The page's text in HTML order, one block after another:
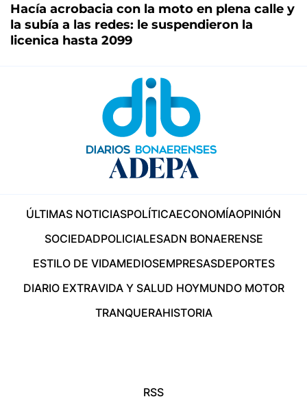
Hacía acrobacia con la moto en plena calle y
la subía a las redes: le suspendieron la
licenica hasta 2099
ÚLTIMAS NOTICIASPOLÍTICAECONOMÍAOPINIÓN
SOCIEDADPOLICIALESADN BONAERENSE
ESTILO DE VIDAMEDIOSEMPRESASDEPORTES
DIARIO EXTRAVIDA Y SALUD HOYMUNDO MOTOR
TRANQUERAHISTORIA
RSS